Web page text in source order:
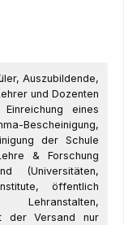
Auszubildende,
und Dozenten
eines
Bescheinigung,
der Schule
& Forschung
(Universitäten,
öffentlich
der Versand nur